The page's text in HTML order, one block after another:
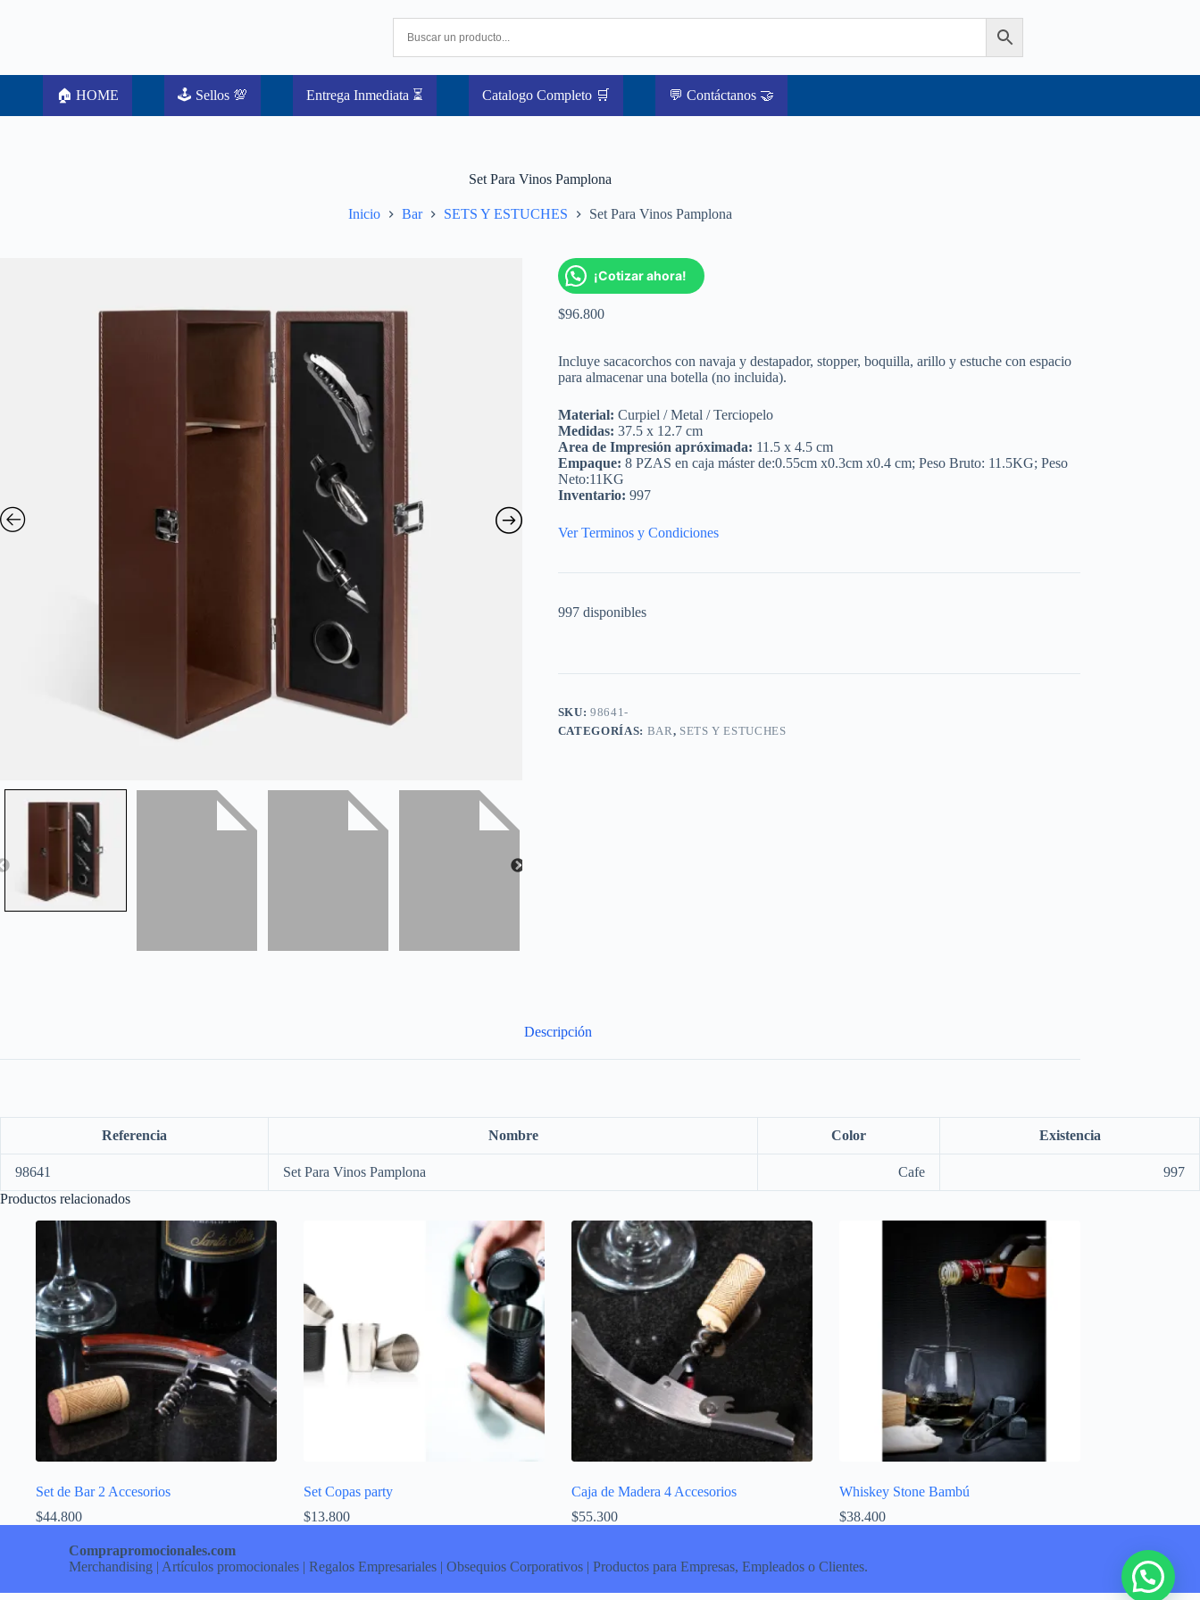
🏠 HOME 🕹️ Sellos 💯 Entrega Inmediata ⏳ Catalogo Completo 🛒 💬 Contáctanos 🤝
Set Para Vinos Pamplona
Inicio Bar SETS Y ESTUCHES Set Para Vinos Pamplona
¡Cotizar ahora!
$96.800
Incluye sacacorchos con navaja y destapador, stopper, boquilla, arillo y estuche con espacio
para almacenar una botella (no incluida).
Material: Curpiel / Metal / Terciopelo
Medidas: 37.5 x 12.7 cm
Area de Impresión apróximada: 11.5 x 4.5 cm
Empaque: 8 PZAS en caja máster de:0.55cm x0.3cm x0.4 cm; Peso Bruto: 11.5KG; Peso
Neto:11KG
Inventario: 997
Ver Terminos y Condiciones
997 disponibles
SKU:98641-
CATEGORÍAS: BAR, SETS Y ESTUCHES
Descripción
Referencia Nombre Color Existencia
98641 Set Para Vinos Pamplona Cafe
997
Productos relacionados
Set de Bar 2 Accesorios
$44.800
Set Copas party
$13.800
Caja de Madera 4 Accesorios
$55.300
Whiskey Stone Bambú
$38.400
Comprapromocionales.com
Merchandising | Artículos promocionales | Regalos Empresariales | Obsequios Corporativos | Productos para Empresas, Empleados o Clientes.